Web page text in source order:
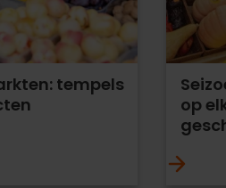
tempels
op